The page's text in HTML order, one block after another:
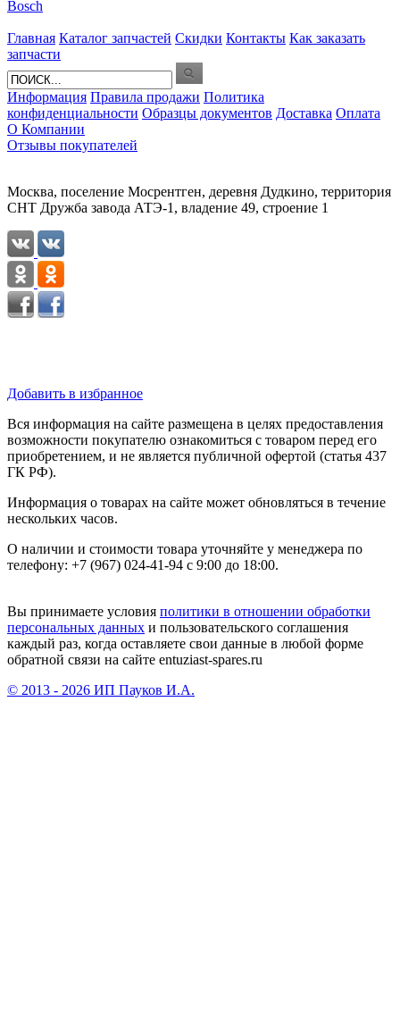
Bosch
Главная Каталог запчастей Скидки Контакты Как заказать
запчасти
Информация Правила продажи Политика
конфиденциальности Образцы документов Доставка Оплата
О Компании
Отзывы покупателей
Москва, поселение Мосрентген, деревня Дудкино, территория
СНТ Дружба завода АТЭ-1, владение 49, строение 1
Добавить в избранное
Вся информация на сайте размещена в целях предоставления
возможности покупателю ознакомиться с товаром перед его
приобретением, и не является публичной офертой (статья 437
ГК РФ).
Информация о товарах на сайте может обновляться в течение
нескольких часов.
О наличии и стоимости товара уточняйте у менеджера по
телефону: +7 (967) 024-41-94 с 9:00 до 18:00.
Вы принимаете условия политики в отношении обработки
персональных данных и пользовательского соглашения
каждый раз, когда оставляете свои данные в любой форме
обратной связи на сайте entuziast-spares.ru
© 2013 - 2026 ИП Пауков И.А.